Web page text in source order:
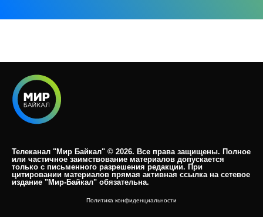
Телеканал "Мир Байкал" © 2026. Все права защищены. Полное
или частичное заимствование материалов допускается
только с письменного разрешения редакции. При
цитировании материалов прямая активная ссылка на сетевое
издание "Мир-Байкал" обязательна.​
Политика конфиденциальности